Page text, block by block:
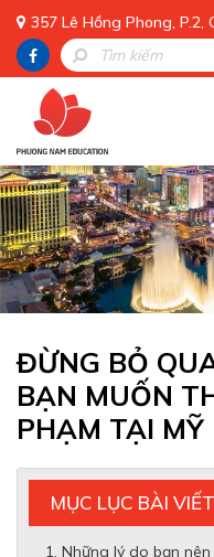
357 Lê Hồng Phong, P.2,
ĐỪNG BỎ
BẠN MUỐN
PHẠM TẠI MỸ
MỤC LỤC BÀI VIẾT
Những lý do bạn